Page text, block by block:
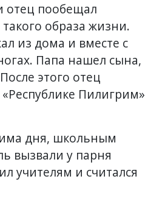
отец пообещал
образа жизни.
из дома и вместе с
Папа нашел сына,
этого отец
Пилигрим»
дня, школьным
вызвали у парня
учителям и считался